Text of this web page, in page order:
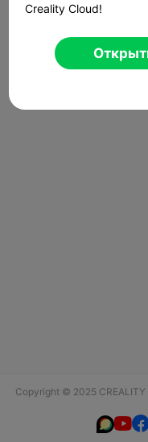
Copyright © 2025 CREALITY

Creality Cloud!